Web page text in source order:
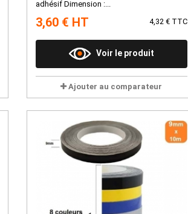
adhésif Dimension :...
3,60 € HT 4,32 € TTC
Voir le produit
Ajouter au comparateur